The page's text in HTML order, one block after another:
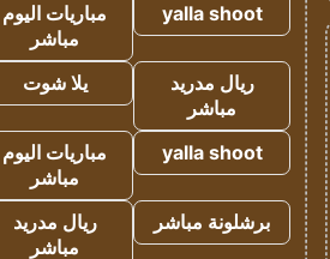
yalla shoot
مباريات اليوم
مباشر
ريال مدريد
مباشر
يلا شوت
yalla shoot
مباريات اليوم
مباشر
برشلونة مباشر
ريال مدريد
مباشر